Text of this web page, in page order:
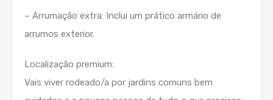
– Arrumação extra: Inclui um prático armário de
arrumos exterior.
Localização premium:
Vais viver rodeado/a por jardins comuns bem